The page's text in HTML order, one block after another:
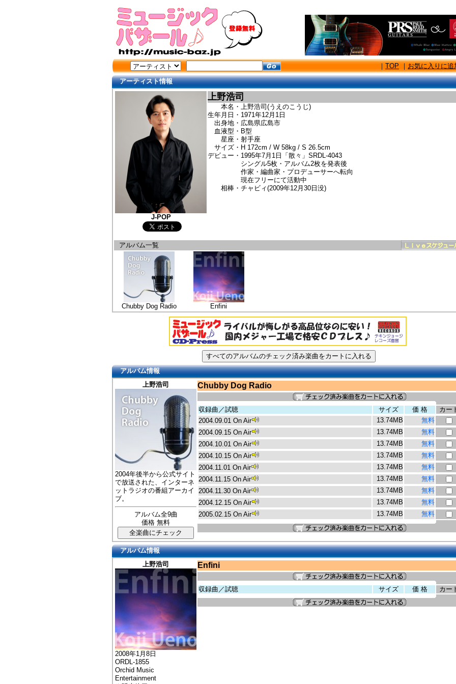
｜ TOP ｜ お気に入りに追
アーティスト情報
J-POP
上野浩司
本名・上野浩司(うえのこうじ)
生年月日・1971年12月1日
出身地・広島県広島市
血液型・B型
星座・射手座
サイズ・H 172cm / W 58kg / S 26.5cm
デビュー・1995年7月1日「散々」SRDL-4043
シングル5枚・アルバム2枚を発表後
作家・編曲家・プロデューサーへ転向
現在フリーにて活動中
相棒・チャビィ(2009年12月30日没)
アルバム一覧
Chubby Dog Radio Enfini
アルバム情報
上野浩司
2004年後半から公式サイト
で放送された、インターネ
ットラジオの番組アーカイ
ブ。
アルバム全9曲
価格 無料
Chubby Dog Radio
収録曲／試聴 サイズ 価 格
カー
2004.09.01 On Air
13.74MB
無料
2004.09.15 On Air
13.74MB
無料
2004.10.01 On Air
13.74MB
無料
2004.10.15 On Air
13.74MB
無料
2004.11.01 On Air
13.74MB
無料
2004.11.15 On Air
13.74MB
無料
2004.11.30 On Air
13.74MB
無料
2004.12.15 On Air
13.74MB
無料
2005.02.15 On Air
13.74MB 無料
アルバム情報
上野浩司
2008年1月8日
ORDL-1855
Orchid Music
Entertainment
Enfini
収録曲／試聴 サイズ 価 格 カー